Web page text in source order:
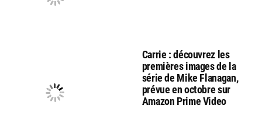
Carrie : découvrez les
premières images de la
série de Mike Flanagan,
prévue en octobre sur
Amazon Prime Video